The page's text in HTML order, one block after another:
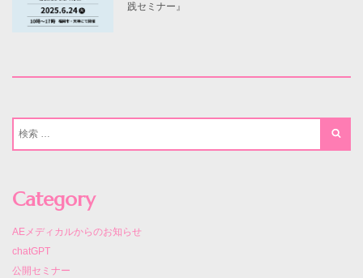
践セミナー』
Category
AEメディカルからのお知らせ
chatGPT
公開セミナー